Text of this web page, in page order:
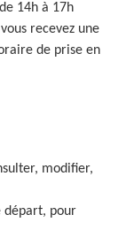
14h à 17h
recevez une
de prise en
modifier,
départ, pour